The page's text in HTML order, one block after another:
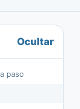
Ocultar
paso